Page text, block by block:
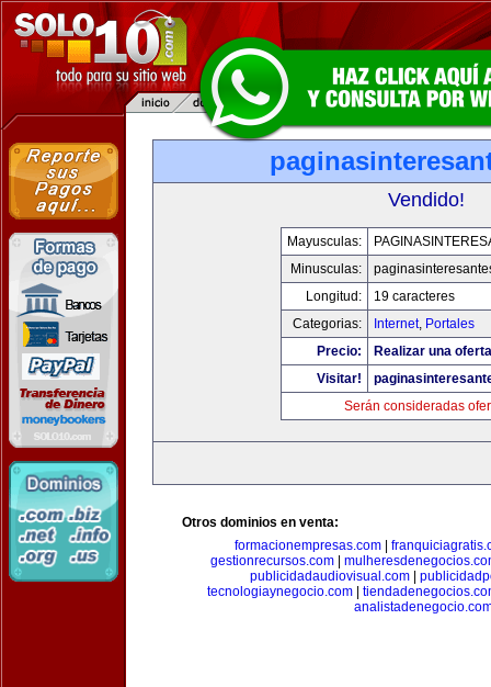
Vendido!
Mayusculas:
Minusculas:
Longitud:
19 caracteres
Categorias:
Internet, Portales
Precio:
Realizar una
Visitar!
Serán consideradas
Otros dominios en venta:
formacionempresas.com|
gestionrecursos.com|
publicidadaudiovisual.com|
tecnologiaynegocio.com